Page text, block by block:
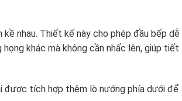
nhau. Thiết kế này cho phép đầu bếp dễ
khác mà không cần nhấc lên, giúp tiết
được tích hợp thêm lò nướng phía dưới để